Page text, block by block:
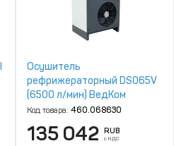
Осушитель
рефрижераторный DS065V
(6500 л/мин) ВедКом
Код товара: 460.068630
135 042 RUB
с НДС